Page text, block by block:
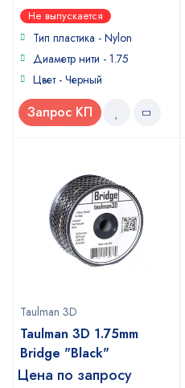
0
out
of
Не выпускается
Тип пластика - Nylon
Диаметр нити - 1.75
Цвет - Черный
Запрос КП
Taulman 3D
Taulman 3D 1.75mm
Bridge "Black"
Цена по запросу